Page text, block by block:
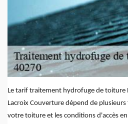
Le tarif traitement hydrofuge de toiture
Lacroix Couverture dépend de
votre toiture et les conditions d'accès